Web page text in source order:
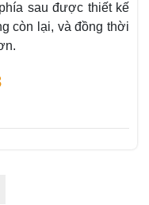
sau được thiết kế
còn lại, và đồng thời